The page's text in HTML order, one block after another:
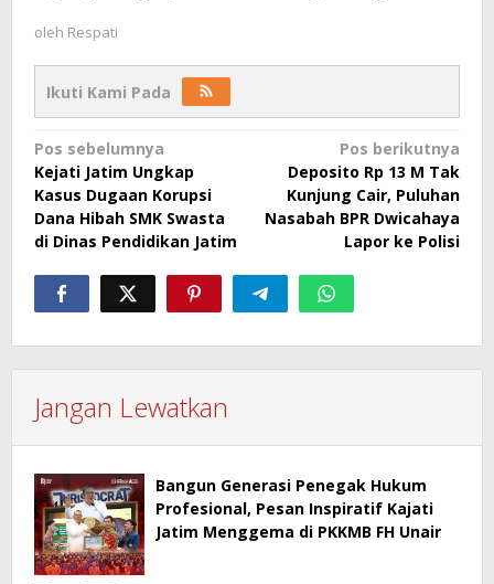
oleh Respati
Ikuti Kami Pada
Navigasi
pos
Pos sebelumnya
Kejati Jatim Ungkap
Kasus Dugaan Korupsi
Dana Hibah SMK Swasta
di Dinas Pendidikan Jatim
Pos berikutnya
Deposito Rp 13 M Tak
Kunjung Cair, Puluhan
Nasabah BPR Dwicahaya
Lapor ke Polisi
Jangan Lewatkan
Bangun Generasi Penegak Hukum
Profesional, Pesan Inspiratif Kajati
Jatim Menggema di PKKMB FH Unair